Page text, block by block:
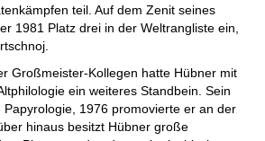
teil. Auf dem Zenit seines
1981 Platz drei in der Weltrangliste ein,
Großmeister-Kollegen hatte Hübner mit
ein weiteres Standbein. Sein
Papyrologie, 1976 promovierte er an der
hinaus besitzt Hübner große